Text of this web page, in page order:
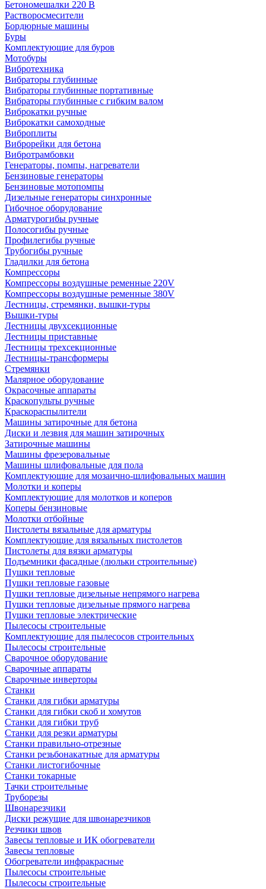
Бетономешалки 220 В
Растворосмесители
Бордюрные машины
Буры
Комплектующие для буров
Мотобуры
Вибротехника
Вибраторы глубинные
Вибраторы глубинные портативные
Вибраторы глубинные с гибким валом
Виброкатки ручные
Виброкатки самоходные
Виброплиты
Виброрейки для бетона
Вибротрамбовки
Генераторы, помпы, нагреватели
Бензиновые генераторы
Бензиновые мотопомпы
Дизельные генераторы синхронные
Гибочное оборудование
Арматурогибы ручные
Полосогибы ручные
Профилегибы ручные
Трубогибы ручные
Гладилки для бетона
Компрессоры
Компрессоры воздушные ременные 220V
Компрессоры воздушные ременные 380V
Лестницы, стремянки, вышки-туры
Вышки-туры
Лестницы двухсекционные
Лестницы приставные
Лестницы трехсекционные
Лестницы-трансформеры
Стремянки
Малярное оборудование
Окрасочные аппараты
Краскопульты ручные
Краскораспылители
Машины затирочные для бетона
Диски и лезвия для машин затирочных
Затирочные машины
Машины фрезеровальные
Машины шлифовальные для пола
Комплектующие для мозаично-шлифовальных машин
Молотки и коперы
Комплектующие для молотков и коперов
Коперы бензиновые
Молотки отбойные
Пистолеты вязальные для арматуры
Комплектующие для вязальных пистолетов
Пистолеты для вязки арматуры
Подъемники фасадные (люльки строительные)
Пушки тепловые
Пушки тепловые газовые
Пушки тепловые дизельные непрямого нагрева
Пушки тепловые дизельные прямого нагрева
Пушки тепловые электрические
Пылесосы строительные
Комплектующие для пылесосов строительных
Пылесосы строительные
Сварочное оборудование
Сварочные аппараты
Сварочные инверторы
Станки
Станки для гибки арматуры
Станки для гибки скоб и хомутов
Станки для гибки труб
Станки для резки арматуры
Станки правильно-отрезные
Станки резьбонакатные для арматуры
Станки листогибочные
Станки токарные
Тачки строительные
Труборезы
Швонарезчики
Диски режущие для швонарезчиков
Резчики швов
Завесы тепловые и ИК обогреватели
Завесы тепловые
Обогреватели инфракрасные
Пылесосы строительные
Пылесосы строительные